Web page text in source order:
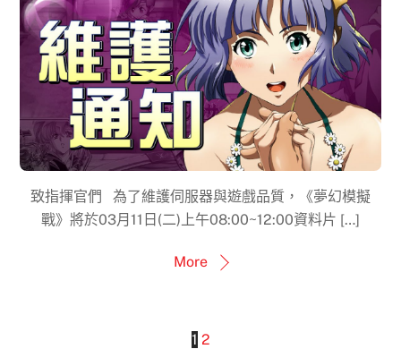
致指揮官們 為了維護伺服器與遊戲品質，《夢幻模擬
戰》將於03月11日(二)上午08:00~12:00資料片 […]
More
1 2